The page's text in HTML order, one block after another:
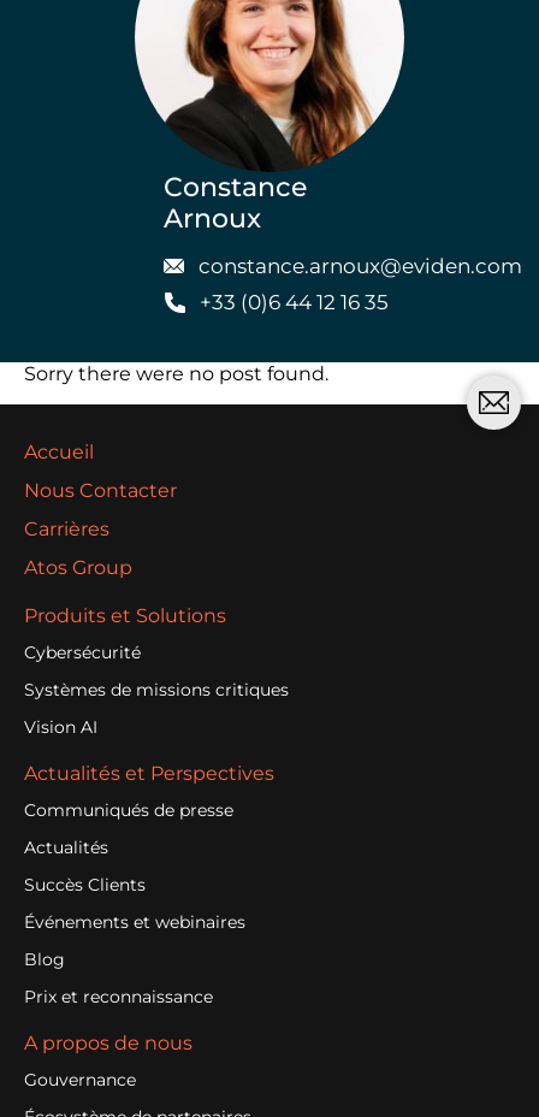
Constance
Arnoux
constance.arnoux@eviden.com
+33 (0)6 44 12 16 35
Sorry there were no post found.
Accueil
Nous Contacter
Carrières
Atos Group
Produits et Solutions
Cybersécurité
Systèmes de missions critiques
Vision AI
Actualités et Perspectives
Communiqués de presse
Actualités
Succès Clients
Événements et webinaires
Blog
Prix et reconnaissance
A propos de nous
Gouvernance